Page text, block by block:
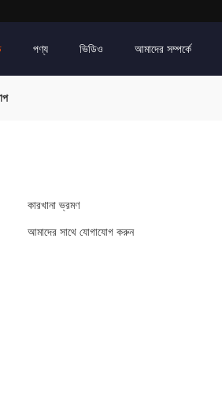
পণ্য ভিডিও আমাদের সম্পর্কে
কারখানা ভ্রমণ
আমাদের সাথে যোগাযোগ করুন